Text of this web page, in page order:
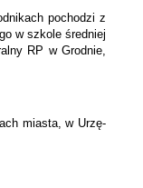
pochodzi z
w szkole średniej
RP w Grodnie,
miasta, w Urzę­